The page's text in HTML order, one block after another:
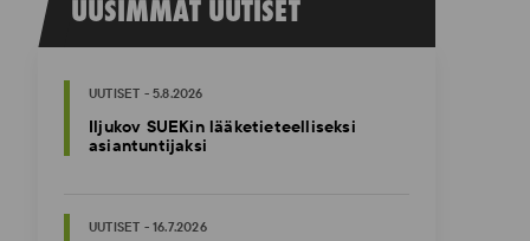
UUSIMMAT UUTISET
UUTISET - 5.8.2026
Iljukov SUEKin lääketieteelliseksi
asiantuntijaksi
UUTISET - 16.7.2026